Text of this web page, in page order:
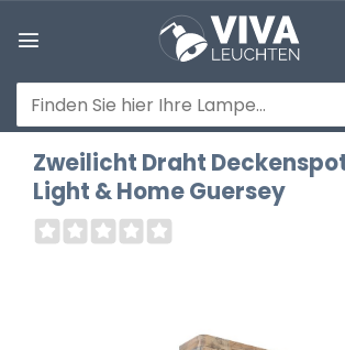
Inhalt
Suchen
nach:
Zweilicht Draht
Light & Home Guersey